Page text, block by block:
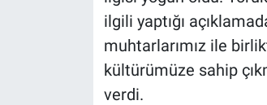
ilgili yaptığı
muhtarlarımız ile
kültürümüze sahip
verdi.